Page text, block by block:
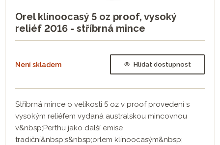
Orel klínoocasý 5 oz proof, vysoký
reliéf 2016 - stříbrná mince
Není skladem Hlídat dostupnost
Stříbrná mince o velikosti 5 oz v proof provedení s
vysokým reliéfem vydaná australskou mincovnou
v&nbsp;Perthu jako další emise
tradiční&nbsp;s&nbsp;orlem klínoocasým&nbsp;